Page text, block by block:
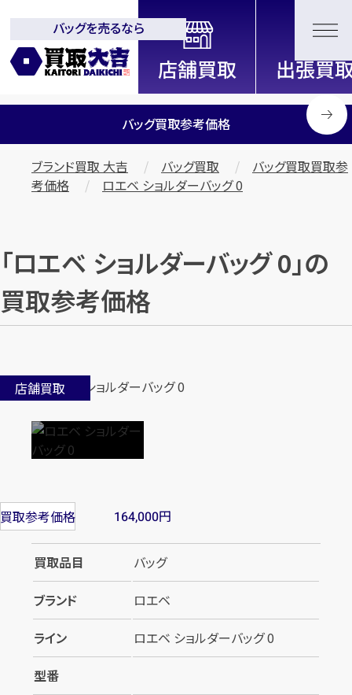
全国2200店舗以上展開中！
信頼と実績の買取専門店「買取大
吉」
バッグを売るなら
バッグ買取参考価格
ブランド買取 大吉 バッグ買取
バッグ買取買取参
考価格
ロエベ ショルダーバッグ 0
「ロエベ ショルダーバッグ 0」の
買取参考価格
店舗買取
買取参考価格 164,000円
買取品目
バッグ
ブランド
ロエベ
ライン
ロエベ ショルダーバッグ 0
型番